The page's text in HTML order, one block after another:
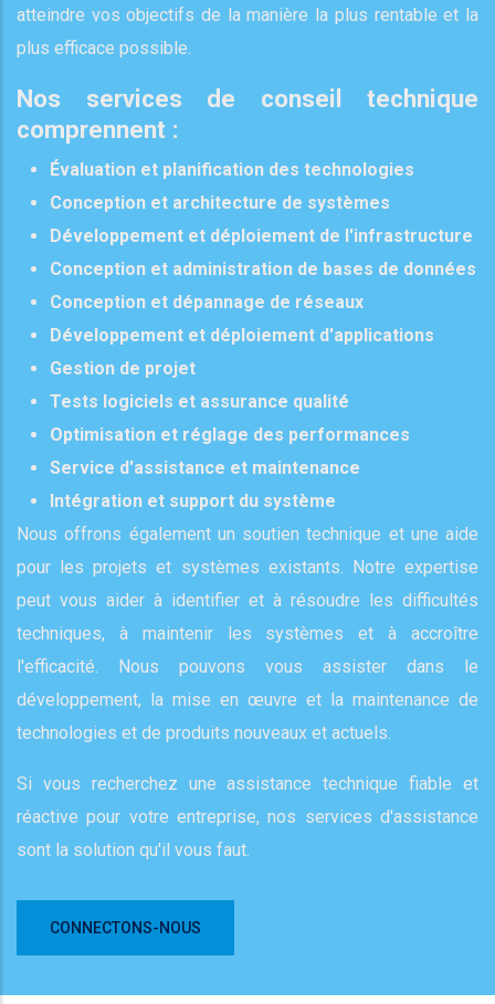
atteindre vos objectifs de la manière la plus rentable et la
plus efficace possible.
Nos services de conseil technique
comprennent :
Évaluation et planification des technologies
Conception et architecture de systèmes
Développement et déploiement de l'infrastructure
Conception et administration de bases de données
Conception et dépannage de réseaux
Développement et déploiement d'applications
Gestion de projet
Tests logiciels et assurance qualité
Optimisation et réglage des performances
Service d'assistance et maintenance
Intégration et support du système
Nous offrons également un soutien technique et une aide
pour les projets et systèmes existants. Notre expertise
peut vous aider à identifier et à résoudre les difficultés
techniques, à maintenir les systèmes et à accroître
l'efficacité. Nous pouvons vous assister dans le
développement, la mise en œuvre et la maintenance de
technologies et de produits nouveaux et actuels.
Si vous recherchez une assistance technique fiable et
réactive pour votre entreprise, nos services d'assistance
sont la solution qu'il vous faut.
CONNECTONS-NOUS